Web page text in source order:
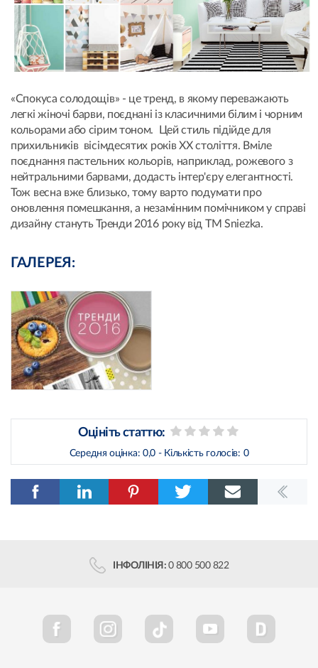
«Спокуса солодощів» - це тренд, в якому переважають
легкі жіночі барви, поєднані із класичними білим і чорним
кольорами або сірим тоном. Цей стиль підійде для
прихильників вісімдесятих років ХХ століття. Вміле
поєднання пастельних кольорів, наприклад, рожевого з
нейтральними барвами, додасть інтер'єру елегантності.
Тож весна вже близько, тому варто подумати про
оновлення помешкання, а незамінним помічником у справі
дизайну стануть Тренди 2016 року від ТМ Sniezka.
ГАЛЕРЕЯ:
Оцініть статтю:
Середня оцінка: 0,0 - Кількість голосів: 0
ІНФОЛІНІЯ: 0 800 500 822